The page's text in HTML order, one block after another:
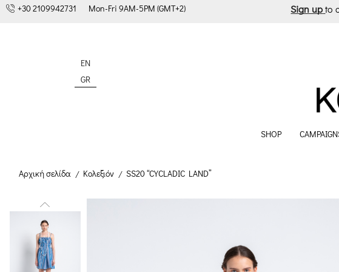
+30 2109942731 Mon-Fri 9AM-5PM (GMT+2) Sign up to
EN
GR
SHOP
Αρχική σελίδα / Κολεξιόν / SS20 “CYCLADIC LAND”